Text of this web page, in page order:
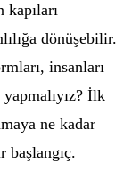
dönüşebilir.
insanları
İlk
ne kadar
başlangıç.